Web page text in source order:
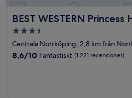
BEST WESTERN Princess
BEST WESTERN Princess Hotel
3.5-
stjärnigt
boende
Centrala Norrköping, 2,8 km från
8.6
8,6/10 Fantastiskt (1 221 recensioner)